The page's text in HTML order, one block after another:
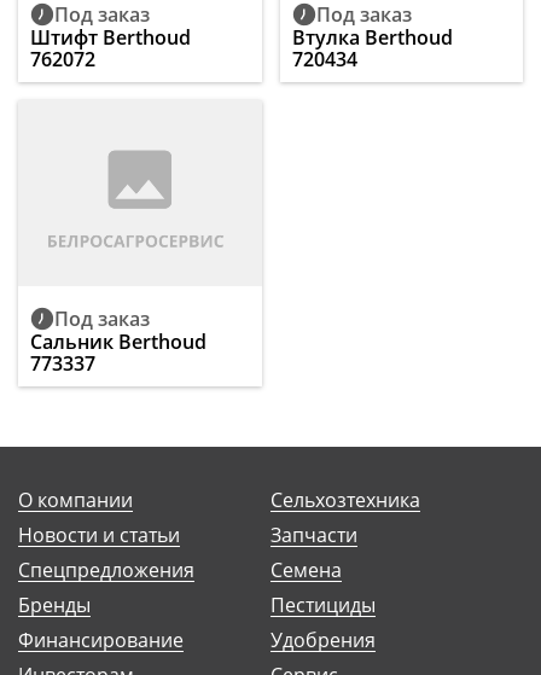
Под заказ
Штифт Berthoud
762072
Под заказ
Втулка Berthoud
720434
Под заказ
Сальник Berthoud
773337
О компании
Новости и статьи
Спецпредложения
Бренды
Финансирование
Сельхозтехника
Запчасти
Семена
Пестициды
Удобрения